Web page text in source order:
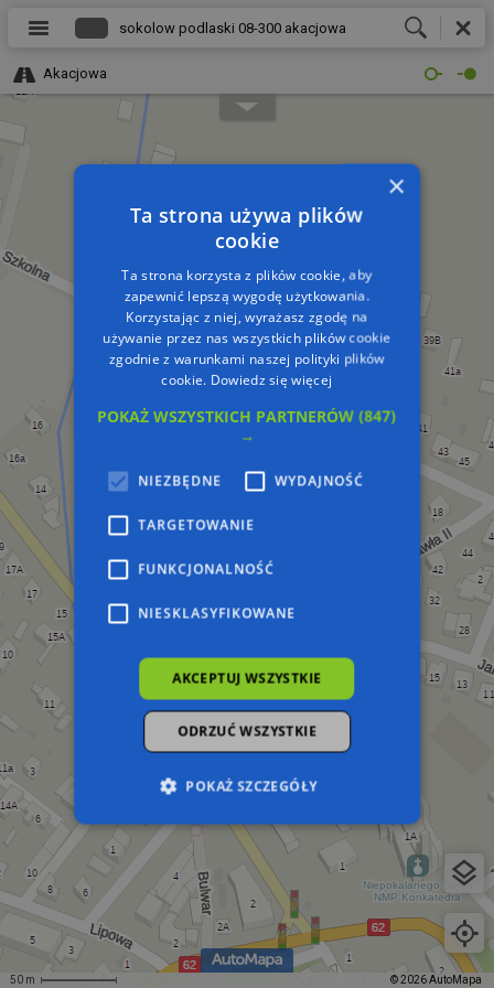
50 m © 2026 AutoMapa
Akacjowa
×
Ta strona używa plików
cookie
Ta strona korzysta z plików cookie, aby
zapewnić lepszą wygodę użytkowania.
Korzystając z niej, wyrażasz zgodę na
używanie przez nas wszystkich plików cookie
zgodnie z warunkami naszej polityki plików
cookie. Dowiedz się więcej
POKAŻ WSZYSTKICH PARTNERÓW(847)
→
NIEZBĘDNE WYDAJNOŚĆ
TARGETOWANIE
FUNKCJONALNOŚĆ
NIESKLASYFIKOWANE
AKCEPTUJ WSZYSTKIE
ODRZUĆ WSZYSTKIE
POKAŻ SZCZEGÓŁY
Niezbędne Wydajność
Targetowanie
Funkcjonalność
Niesklasyfikowane
Niezbędne pliki cookie umożliwiają korzystanie z
podstawowych funkcji strony internetowej,
takich jak logowanie użytkownika i zarządzanie